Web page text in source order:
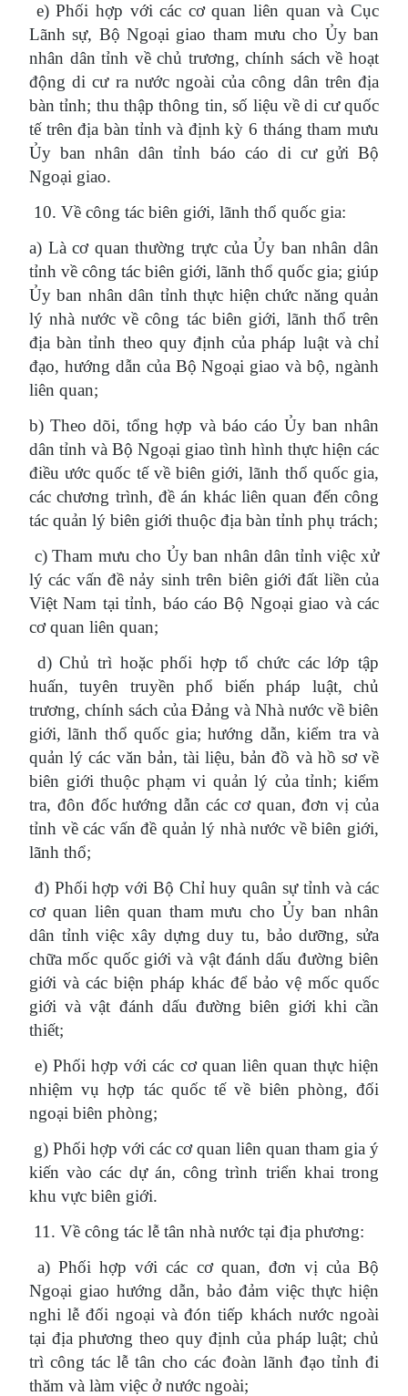
e) Phối hợp với các cơ quan liên quan và Cục
Lãnh sự, Bộ Ngoại giao tham mưu cho Ủy ban
nhân dân tỉnh về chủ trương, chính sách về hoạt
động di cư ra nước ngoài của công dân trên địa
bàn tỉnh; thu thập thông tin, số liệu về di cư quốc
tế trên địa bàn tỉnh và định kỳ 6 tháng tham mưu
Ủy ban nhân dân tỉnh báo cáo di cư gửi Bộ
Ngoại giao.
10. Về công tác biên giới, lãnh thổ quốc gia:
a) Là cơ quan thường trực của Ủy ban nhân dân
tỉnh về công tác biên giới, lãnh thổ quốc gia; giúp
Ủy ban nhân dân tỉnh thực hiện chức năng quản
lý nhà nước về công tác biên giới, lãnh thổ trên
địa bàn tỉnh theo quy định của pháp luật và chỉ
đạo, hướng dẫn của Bộ Ngoại giao và bộ, ngành
liên quan;
b) Theo dõi, tổng hợp và báo cáo Ủy ban nhân
dân tỉnh và Bộ Ngoại giao tình hình thực hiện các
điều ước quốc tế về biên giới, lãnh thổ quốc gia,
các chương trình, đề án khác liên quan đến công
tác quản lý biên giới thuộc địa bàn tỉnh phụ trách;
c) Tham mưu cho Ủy ban nhân dân tỉnh việc xử
lý các vấn đề nảy sinh trên biên giới đất liền của
Việt Nam tại tỉnh, báo cáo Bộ Ngoại giao và các
cơ quan liên quan;
d) Chủ trì hoặc phối hợp tổ chức các lớp tập
huấn, tuyên truyền phổ biến pháp luật, chủ
trương, chính sách của Đảng và Nhà nước về biên
giới, lãnh thổ quốc gia; hướng dẫn, kiểm tra và
quản lý các văn bản, tài liệu, bản đồ và hồ sơ về
biên giới thuộc phạm vi quản lý của tỉnh; kiểm
tra, đôn đốc hướng dẫn các cơ quan, đơn vị của
tỉnh về các vấn đề quản lý nhà nước về biên giới,
lãnh thổ;
đ) Phối hợp với Bộ Chỉ huy quân sự tỉnh và các
cơ quan liên quan tham mưu cho Ủy ban nhân
dân tỉnh việc xây dựng duy tu, bảo dưỡng, sửa
chữa mốc quốc giới và vật đánh dấu đường biên
giới và các biện pháp khác để bảo vệ mốc quốc
giới và vật đánh dấu đường biên giới khi cần
thiết;
e) Phối hợp với các cơ quan liên quan thực hiện
nhiệm vụ hợp tác quốc tế về biên phòng, đối
ngoại biên phòng;
g) Phối hợp với các cơ quan liên quan tham gia ý
kiến vào các dự án, công trình triển khai trong
khu vực biên giới.
11. Về công tác lễ tân nhà nước tại địa phương:
a) Phối hợp với các cơ quan, đơn vị của Bộ
Ngoại giao hướng dẫn, bảo đảm việc thực hiện
nghi lễ đối ngoại và đón tiếp khách nước ngoài
tại địa phương theo quy định của pháp luật; chủ
trì công tác lễ tân cho các đoàn lãnh đạo tỉnh đi
thăm và làm việc ở nước ngoài;